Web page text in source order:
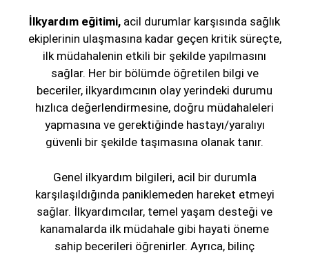
İlkyardım eğitimi, acil durumlar karşısında sağlık
ekiplerinin ulaşmasına kadar geçen kritik süreçte,
ilk müdahalenin etkili bir şekilde yapılmasını
sağlar. Her bir bölümde öğretilen bilgi ve
beceriler, ilkyardımcının olay yerindeki durumu
hızlıca değerlendirmesine, doğru müdahaleleri
yapmasına ve gerektiğinde hastayı/yaralıyı
güvenli bir şekilde taşımasına olanak tanır.
Genel ilkyardım bilgileri, acil bir durumla
karşılaşıldığında paniklemeden hareket etmeyi
sağlar. İlkyardımcılar, temel yaşam desteği ve
kanamalarda ilk müdahale gibi hayati öneme
sahip becerileri öğrenirler. Ayrıca, bilinç